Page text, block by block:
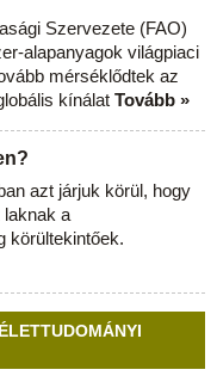
Szervezete (FAO)
alapanyagok világpiaci
mérséklődtek az
kínálat Tovább »
azt járjuk körül, hogy
laknak a
körültekintőek.